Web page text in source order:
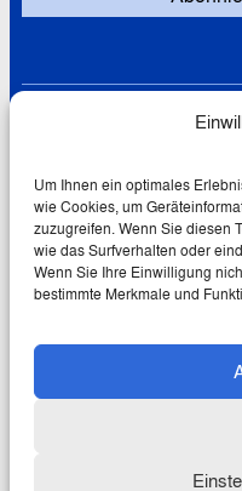
Um Ihnen ein optimales
wie Cookies, um
zuzugreifen. Wenn Sie diesen
wie das Surfverhalten oder
Wenn Sie Ihre Einwilligung
bestimmte Merkmale und
Cookie-Richtlinie (EU)
Impressum
© 2026 Wolfgang Schmale